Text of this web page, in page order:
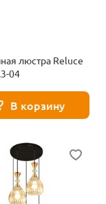
люстра Reluce
04
В корзину